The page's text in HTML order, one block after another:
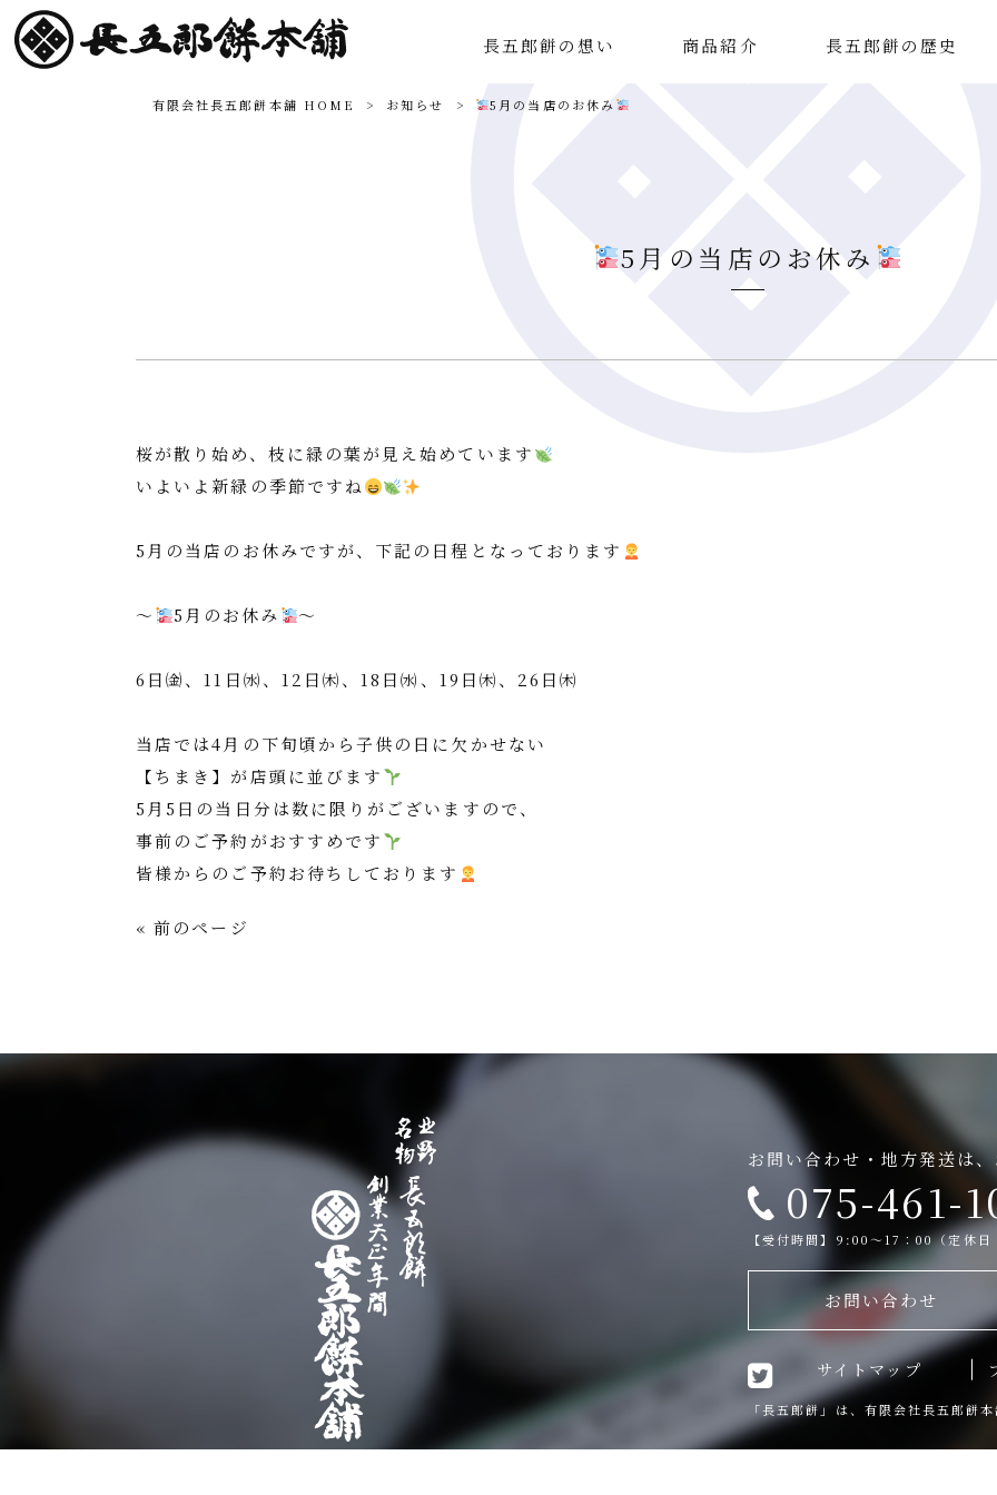
長五郎餅の想い 商品紹介 長五郎餅の歴史
有限会社長五郎餅本舗 HOME > お知らせ > 5月の当店のお休み
5月の当店のお休み
桜が散り始め、枝に緑の葉が見え始めています
いよいよ新緑の季節ですね
5月の当店のお休みですが、下記の日程となっております
～ 5月のお休み ～
6日㈮、11日㈬、12日㈭、18日㈬、19日㈭、26日㈭
当店では4月の下旬頃から子供の日に欠かせない
【ちまき】が店頭に並びます
5月5日の当日分は数に限りがございますので、
事前のご予約がおすすめです
皆様からのご予約お待ちしております
« 前のページ
お問い合わせ・地方発送は、
075-461-
【受付時間】9:00～17：00（定休日
お問い合わせ
サイトマップ
「長五郎餅」は、有限会社長五郎餅本